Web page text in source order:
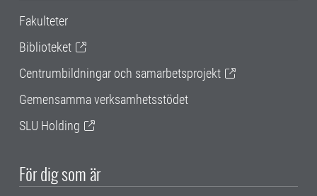
Fakulteter
Biblioteket
Centrumbildningar och samarbetsprojekt
Gemensamma verksamhetsstödet
SLU Holding
För dig som är